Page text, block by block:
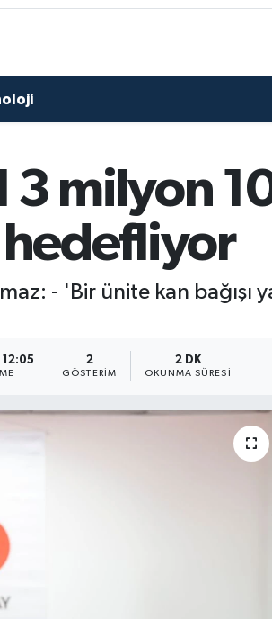
3 milyon
hedefliyor
- 'Bir ünite kan bağışı
2
GÖSTERIM
2 DK
OKUNMA SÜRESI